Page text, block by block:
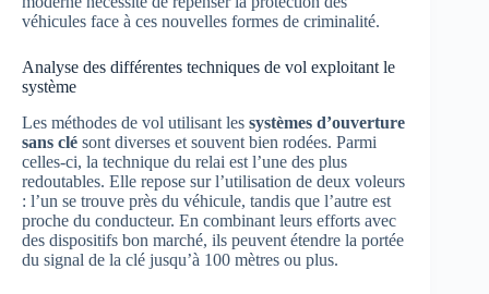
véhicules face à ces nouvelles formes de criminalité.
Analyse des différentes techniques de vol exploitant le
système
Les méthodes de vol utilisant les systèmes d’ouverture
sans clé sont diverses et souvent bien rodées. Parmi
celles-ci, la technique du relai est l’une des plus
redoutables. Elle repose sur l’utilisation de deux voleurs
: l’un se trouve près du véhicule, tandis que l’autre est
proche du conducteur. En combinant leurs efforts avec
des dispositifs bon marché, ils peuvent étendre la portée
du signal de la clé jusqu’à 100 mètres ou plus.